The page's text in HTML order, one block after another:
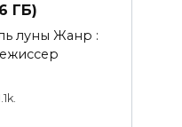
ГБ)
луны Жанр :